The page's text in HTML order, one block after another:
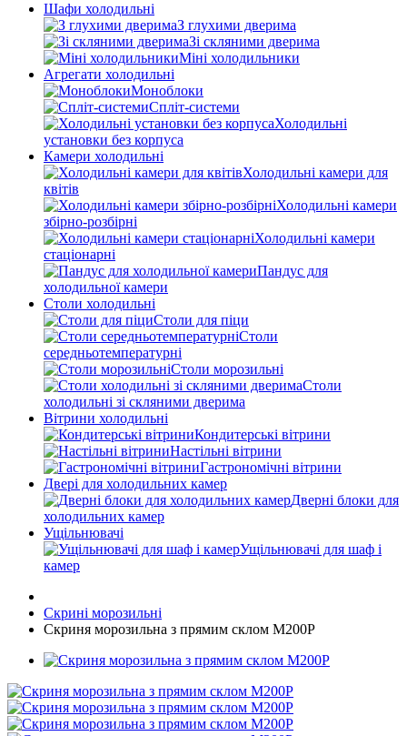
Шафи холодильні
З глухими дверима
Зі скляними дверима
Міні холодильники
Агрегати холодильні
Моноблоки
Спліт-системи
Холодильні
установки без корпуса
Камери холодильні
Холодильні камери для
квітів
Холодильні камери
збірно-розбірні
Холодильні камери
стаціонарні
Пандус для
холодильної камери
Столи холодильні
Столи для піци
Столи
середньотемпературні
Столи морозильні
Столи
холодильні зі скляними дверима
Вітрини холодильні
Кондитерські вітрини
Настільні вітрини
Гастрономічні вітрини
Двері для холодильних камер
Дверні блоки для
холодильних камер
Ущільнювачі
Ущільнювачі для шаф і
камер
Скрині морозильні
Скриня морозильна з прямим склом M200P